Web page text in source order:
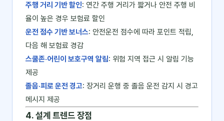
주행 거리 기반 할인: 연간 주행 거리가 짧거나 안전 주행 비
율이 높은 경우 보험료 할인
운전 점수 기반 보너스: 안전운전 점수에 따라 포인트 적립,
다음 해 보험료 경감
스쿨존·어린이 보호구역 알림: 위험 지역 접근 시 알림 기능
제공
졸음·피로 운전 경고: 장거리 운행 중 졸음 운전 감지 시 경고
메시지 제공
4. 설계 트렌드 장점